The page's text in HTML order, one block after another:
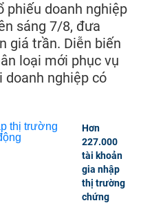
phiếu doanh nghiệp
sáng 7/8, đưa
giá trần. Diễn biến
loại mới phục vụ
doanh nghiệp có
Hơn
227.000
tài khoản
gia nhập
thị trường
chứng